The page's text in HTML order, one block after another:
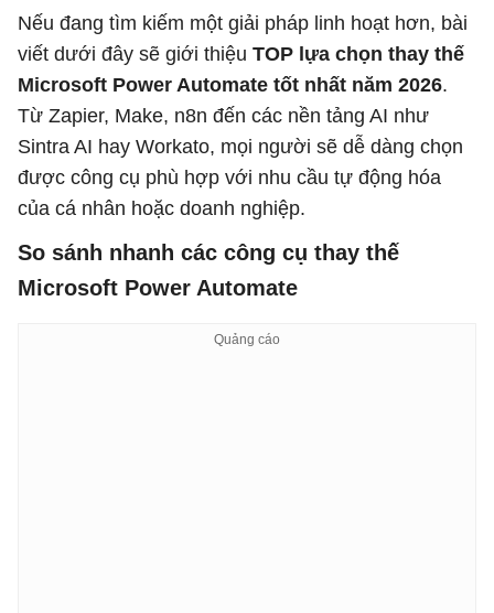
Nếu đang tìm kiếm một giải pháp linh hoạt hơn, bài
viết dưới đây sẽ giới thiệu TOP lựa chọn thay thế
Microsoft Power Automate tốt nhất năm 2026.
Từ Zapier, Make, n8n đến các nền tảng AI như
Sintra AI hay Workato, mọi người sẽ dễ dàng chọn
được công cụ phù hợp với nhu cầu tự động hóa
của cá nhân hoặc doanh nghiệp.
So sánh nhanh các công cụ thay thế
Microsoft Power Automate